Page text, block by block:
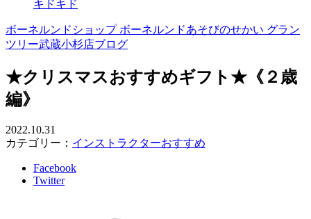
キドキド
ボーネルンドショップ ボーネルンドあそびのせかい グラン
ツリー武蔵小杉店ブログ
★クリスマスおすすめギフト★《２歳
編》
2022.10.31
カテゴリー： インストラクターおすすめ
Facebook
Twitter